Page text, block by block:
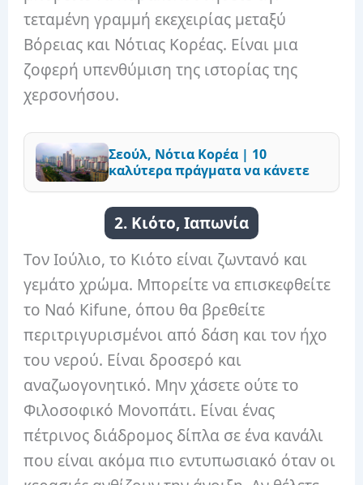
τεταμένη γραμμή εκεχειρίας μεταξύ
Βόρειας και Νότιας Κορέας. Είναι μια
ζοφερή υπενθύμιση της ιστορίας της
χερσονήσου.
Σεούλ, Νότια Κορέα | 10
καλύτερα πράγματα να κάνετε
2. Κιότο, Ιαπωνία
Τον Ιούλιο, το Κιότο είναι ζωντανό και
γεμάτο χρώμα. Μπορείτε να επισκεφθείτε
το Ναό Kifune, όπου θα βρεθείτε
περιτριγυρισμένοι από δάση και τον ήχο
του νερού. Είναι δροσερό και
αναζωογονητικό. Μην χάσετε ούτε το
Φιλοσοφικό Μονοπάτι. Είναι ένας
πέτρινος διάδρομος δίπλα σε ένα κανάλι
που είναι ακόμα πιο εντυπωσιακό όταν οι